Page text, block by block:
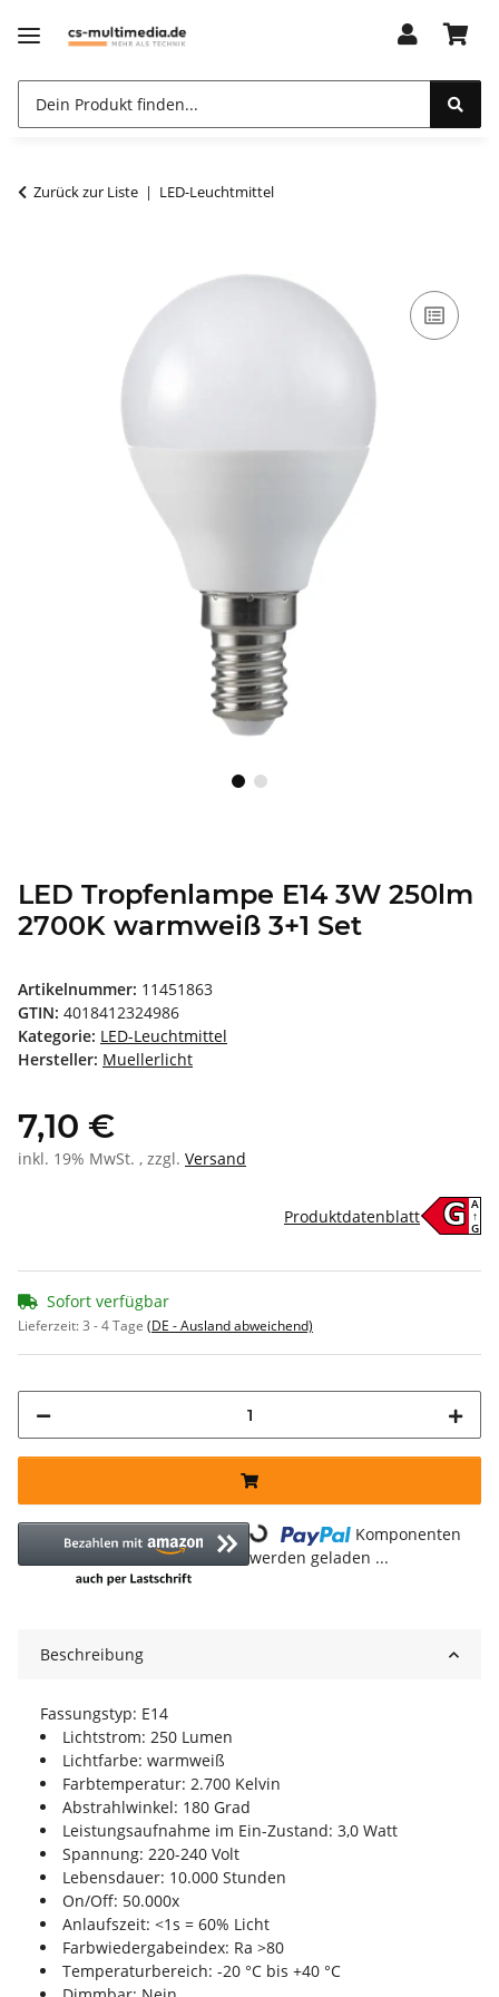
Zurück zur Liste LED-Leuchtmittel
LED Tropfenlampe E14 3W 250lm
2700K warmweiß 3+1 Set
Artikelnummer: 11451863
GTIN: 4018412324986
Kategorie: LED-Leuchtmittel
Hersteller: Muellerlicht
7,10 €
inkl. 19% MwSt. , zzgl. Versand
G A
↑
G
Produktdatenblatt
Sofort verfügbar
Lieferzeit:3 - 4 Tage (DE - Ausland abweichend)
Loading...
Komponenten
werden geladen ...
Beschreibung
Fassungstyp: E14
Lichtstrom: 250 Lumen
Lichtfarbe: warmweiß
Farbtemperatur: 2.700 Kelvin
Abstrahlwinkel: 180 Grad
Leistungsaufnahme im Ein-Zustand: 3,0 Watt
Spannung: 220-240 Volt
Lebensdauer: 10.000 Stunden
On/Off: 50.000x
Anlaufszeit: <1s = 60% Licht
Farbwiedergabeindex: Ra >80
Temperaturbereich: -20 °C bis +40 °C